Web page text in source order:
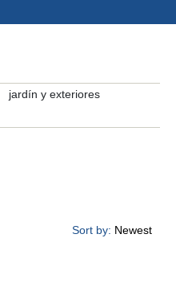
jardín y exteriores
Sort by: Newest